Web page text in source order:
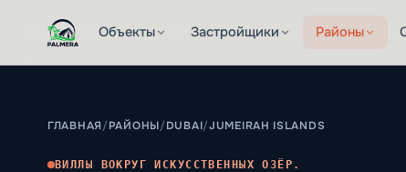
Объекты Застройщики Районы
ГЛАВНАЯ/ РАЙОНЫ/ DUBAI/JUMEIRAH ISLANDS
ВИЛЛЫ ВОКРУГ ИСКУССТВЕННЫХ ОЗЁР.